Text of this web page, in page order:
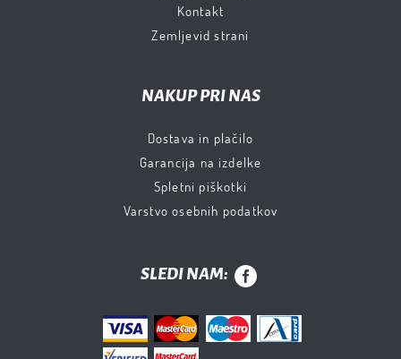
Kontakt
Zemljevid strani
NAKUP PRI NAS
Dostava in plačilo
Garancija na izdelke
Spletni piškotki
Varstvo osebnih podatkov
SLEDI NAM: